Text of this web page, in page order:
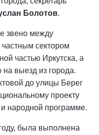
Болотов.
звено между
сектором
частью Иркутска, а
выезд из города.
до улицы Берег
проекту
народной программе.
была выполнена